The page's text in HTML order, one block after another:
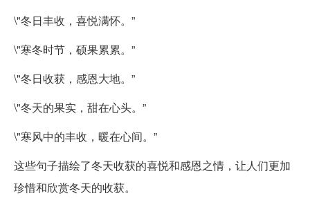
\"冬日丰收，喜悦满怀。”
\"寒冬时节，硕果累累。”
\"冬日收获，感恩大地。”
\"冬天的果实，甜在心头。”
\"寒风中的丰收，暖在心间。”
这些句子描绘了冬天收获的喜悦和感恩之情，让人们更加
珍惜和欣赏冬天的收获。